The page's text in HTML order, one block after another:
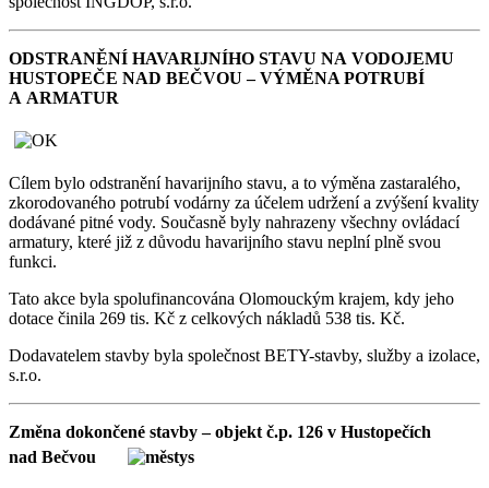
ODSTRANĚNÍ HAVARIJNÍHO STAVU NA VODOJEMU
HUSTOPEČE NAD BEČVOU – VÝMĚNA POTRUBÍ
A ARMATUR
Cílem bylo odstranění havarijního stavu, a to výměna zastaralého,
zkorodovaného potrubí vodárny za účelem udržení a zvýšení kvality
dodávané pitné vody. Současně byly nahrazeny všechny ovládací
armatury, které již z důvodu havarijního stavu neplní plně svou
funkci.
Tato akce byla spolufinancována Olomouckým krajem, kdy jeho
dotace činila 269 tis. Kč z celkových nákladů 538 tis. Kč.
Dodavatelem stavby byla společnost BETY-stavby, služby a izolace,
s.r.o.
Změna dokončené stavby – objekt č.p. 126 v Hustopečích
nad Bečvou